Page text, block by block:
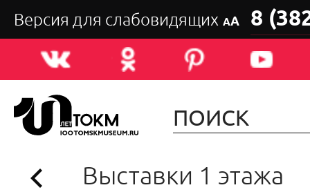
Версия для слабовидящих АА 8
Выставки 1 этажа